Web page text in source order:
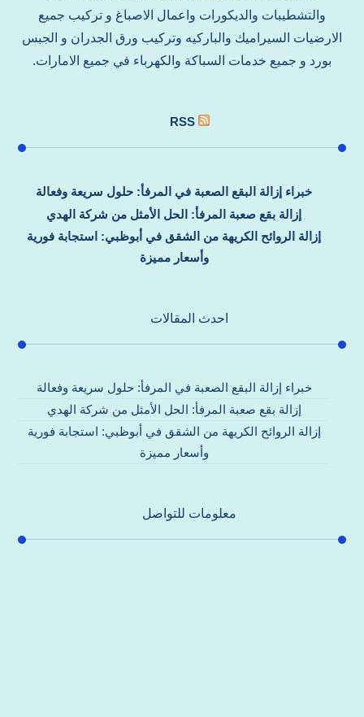
والتشطيبات والديكورات واعمال الاصباغ و تركيب جميع
الارضيات السيراميك والباركيه وتركيب ورق الجدران و الجبس
بورد و جميع خدمات السباكة والكهرباء في جميع الامارات.
RSS
خبراء إزالة البقع الصعبة في المرفأ: حلول سريعة وفعالة
إزالة بقع صعبة المرفأ: الحل الأمثل من شركة الهدي
إزالة الروائح الكريهة من الشقق في أبوظبي: استجابة فورية
وأسعار مميزة
احدث المقالات
خبراء إزالة البقع الصعبة في المرفأ: حلول سريعة وفعالة
إزالة بقع صعبة المرفأ: الحل الأمثل من شركة الهدي
إزالة الروائح الكريهة من الشقق في أبوظبي: استجابة فورية
وأسعار مميزة
معلومات للتواصل